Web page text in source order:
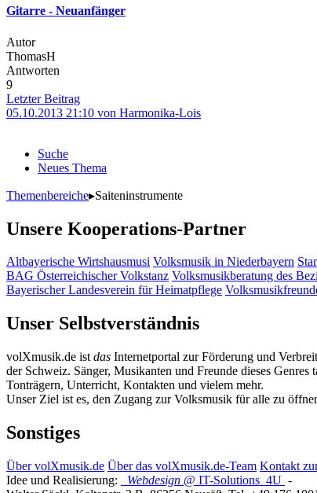
Gitarre - Neuanfänger
Autor
ThomasH
Antworten
9
Letzter Beitrag
05.10.2013 21:10 von Harmonika-Lois
Suche
Neues Thema
Themenbereiche▸Saiteninstrumente
Unsere Kooperations-Partner
Altbayerische Wirtshausmusi Volksmusik in Niederbayern
BAG Österreichischer Volkstanz Volksmusikberatung des
Bayerischer Landesverein für Heimatpflege
Unser Selbstverständnis
volXmusik.de ist das Internetportal zur Förderung und
der Schweiz. Sänger, Musikanten und Freunde dieses
Tonträgern, Unterricht, Kontakten und vielem mehr.
Unser Ziel ist es, den Zugang zur Volksmusik für alle zu
Sonstiges
Über volXmusik.de Über das volXmusik.de-Team Kontakt
Idee und Realisierung:
Webdesign @ IT-Solutions 4U -